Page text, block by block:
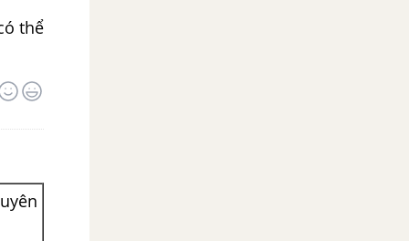
thể